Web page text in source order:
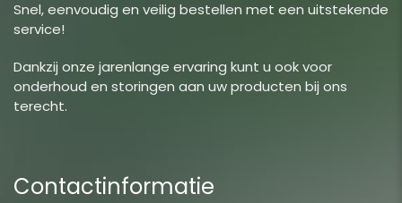
Snel, eenvoudig en veilig bestellen met een uitstekende
service!
Dankzij onze jarenlange ervaring kunt u ook voor
onderhoud en storingen aan uw producten bij ons
terecht.
Contactinformatie